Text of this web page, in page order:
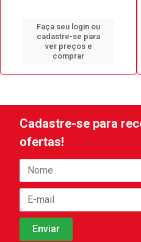
Faça seu login ou
cadastre-se para
ver preços e
comprar
Cadastre-se para
ofertas!